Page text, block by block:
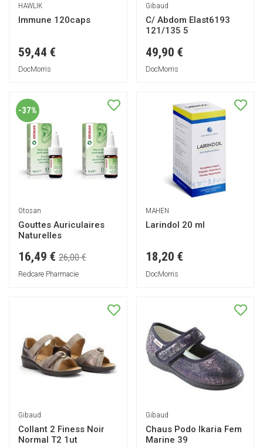
HAWLIK
Immune 120caps
59,44 €
DocMorris
Gibaud
C/ Abdom Elast6193
121/135 5
49,90 €
DocMorris
-37%
Otosan
Gouttes Auriculaires
Naturelles
16,49 € 26,00 €
Redcare Pharmacie
MAHEN
Larindol 20 ml
18,20 €
DocMorris
Gibaud
Collant 2 Finess Noir
Normal T2 1ut
Gibaud
Chaus Podo Ikaria Fem
Marine 39